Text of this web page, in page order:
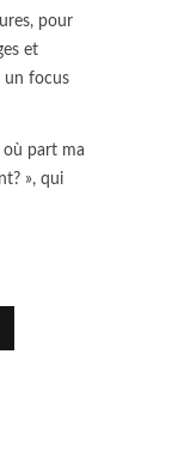
pour
et
un focus
où part ma
», qui